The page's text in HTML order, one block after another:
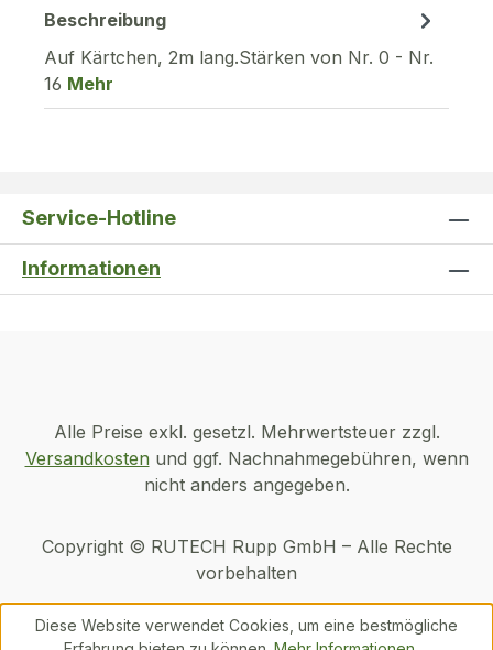
Beschreibung
Auf Kärtchen, 2m lang.Stärken von Nr. 0 - Nr.
16 Mehr
Service-Hotline
Informationen
Alle Preise exkl. gesetzl. Mehrwertsteuer zzgl.
Versandkosten und ggf. Nachnahmegebühren, wenn
nicht anders angegeben.
Copyright © RUTECH Rupp GmbH – Alle Rechte
vorbehalten
Diese Website verwendet Cookies, um eine bestmögliche